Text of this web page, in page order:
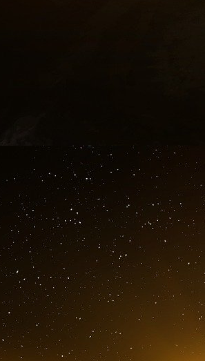
la zone euro est de
le cadre de cet objectif que
avant de la resserrer
de l’été 2024. Cette
déflation des années 2010,
à combattre le choc de la
politique pèse sur le bilan de
Cependant, quand une
moins pour le Trésor qui,
une baisse des dépenses
l’actionnaire principal,
dessous du niveau
comme les autres banques